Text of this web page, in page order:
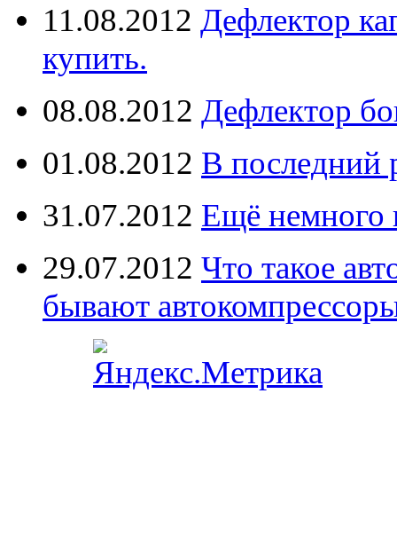
11.08.2012 Дефлектор
купить.
08.08.2012 Дефлектор
01.08.2012 В последний
31.07.2012 Ещё немного
29.07.2012 Что такое
бывают